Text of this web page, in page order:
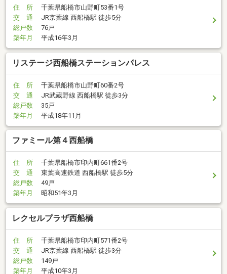
住 所
千葉県船橋市山野町53番1号
交 通
JR京葉線 西船橋駅 徒歩5分
総戸数
76戸
築年月
平成16年3月
リステージ西船橋ステーションパレス
住 所
千葉県船橋市山野町60番2号
交 通
JR武蔵野線 西船橋駅 徒歩3分
総戸数
35戸
築年月
平成18年11月
ファミール第４西船橋
住 所
千葉県船橋市印内町661番2号
交 通
東葉高速鉄道 西船橋駅 徒歩5分
総戸数
49戸
築年月
昭和51年3月
レクセルプラザ西船橋
住 所
千葉県船橋市印内町571番2号
交 通
JR京葉線 西船橋駅 徒歩3分
総戸数
149戸
築年月
平成10年3月